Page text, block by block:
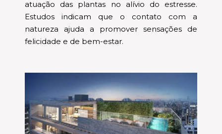
atuação das plantas no alívio do estresse.
Estudos indicam que o contato com a
natureza ajuda a promover sensações de
felicidade e de bem-estar.